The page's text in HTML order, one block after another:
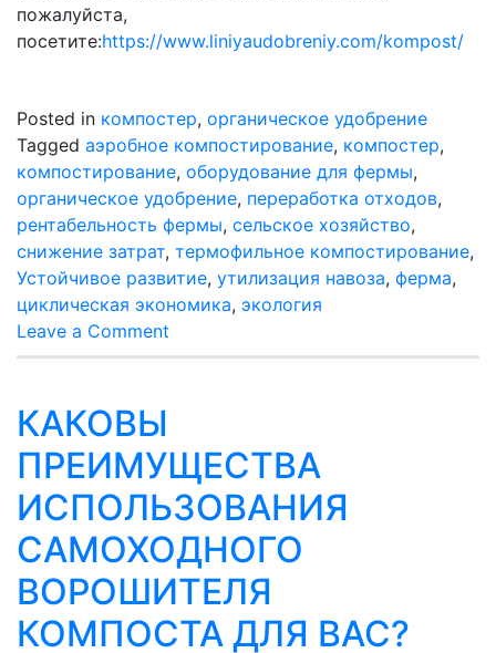
пожалуйста,
посетите:https://www.liniyaudobreniy.com/kompost/
Posted in компостер, органическое удобрение
Tagged аэробное компостирование, компостер,
компостирование, оборудование для фермы,
органическое удобрение, переработка отходов,
рентабельность фермы, сельское хозяйство,
снижение затрат, термофильное компостирование,
Устойчивое развитие, утилизация навоза, ферма,
циклическая экономика, экология
Leave a Comment
От
«золоту
для
полей»:
как
компостер
превращает
отходы
в
КАКОВЫ
ПРЕИМУЩЕСТВА
ИСПОЛЬЗОВАНИЯ
САМОХОДНОГО
ВОРОШИТЕЛЯ
КОМПОСТА ДЛЯ ВАС?